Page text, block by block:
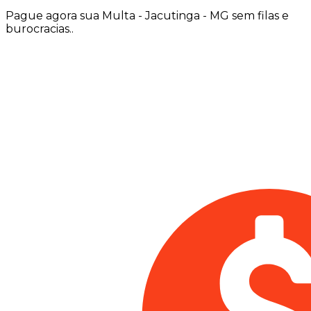
Pague agora sua Multa - Jacutinga - MG sem filas e
burocracias..